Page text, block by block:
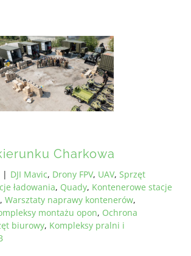
Charkowa
| DJI Mavic, Drony FPV, UAV, Sprzęt
ładowania, Quady, Kontenerowe stacje
, Warsztaty naprawy kontenerów,
montażu opon, Ochrona
biurowy, Kompleksy pralni i